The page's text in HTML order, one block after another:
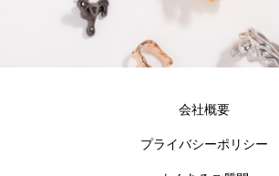
会社概要
プライバシーポリシー